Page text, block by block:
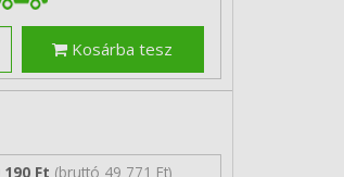
Kosárba tesz
190 Ft (bruttó 49 771 Ft)